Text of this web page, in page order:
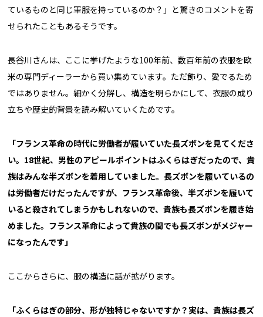
ているものと同じ軍服を持っているのか？」と驚きのコメントを寄
せられたこともあるそうです。
長谷川さんは、ここに挙げたような100年前、数百年前の衣服を欧
米の専門ディーラーから買い集めています。ただ飾り、愛でるため
ではありません。細かく分解し、構造を明らかにして、衣服の成り
立ちや歴史的背景を読み解いていくためです。
「フランス革命の時代に労働者が履いていた長ズボンを見てくださ
い。18世紀、男性のアピールポイントはふくらはぎだったので、貴
族はみんな半ズボンを着用していました。長ズボンを履いているの
は労働者だけだったんですが、フランス革命後、半ズボンを履いて
いると殺されてしまうかもしれないので、貴族も長ズボンを履き始
めました。フランス革命によって貴族の間でも長ズボンがメジャー
になったんです」
ここからさらに、服の構造に話が拡がります。
「ふくらはぎの部分、形が独特じゃないですか？実は、貴族は長ズ